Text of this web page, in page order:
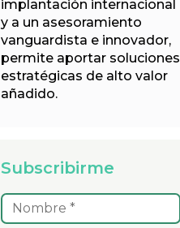
implantación internacional
y a un asesoramiento
vanguardista e innovador,
permite aportar soluciones
estratégicas de alto valor
añadido.
Subscribirme